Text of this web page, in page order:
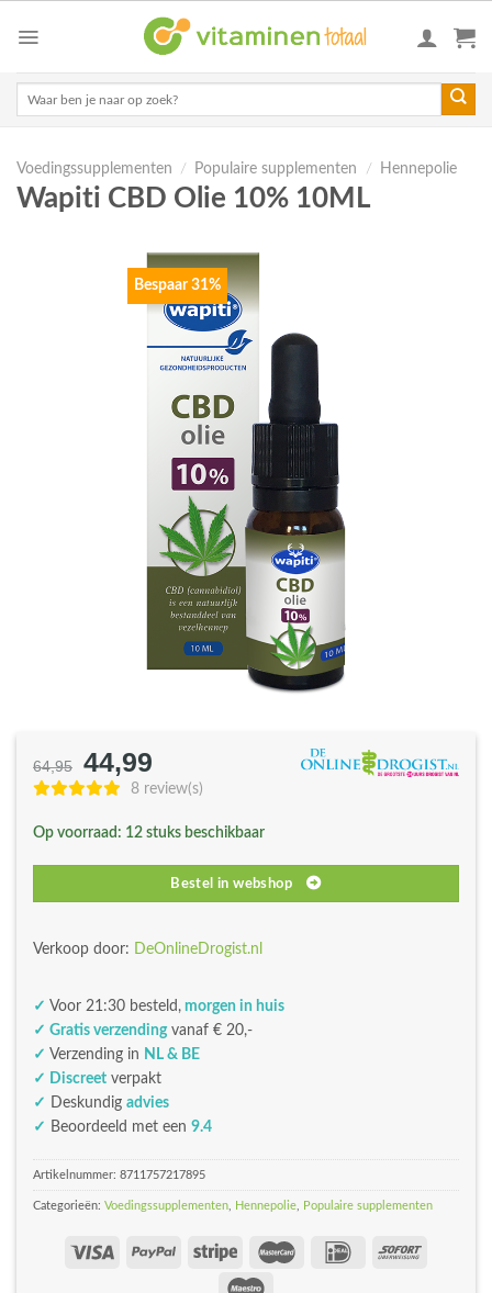
Voedingssupplementen / Populaire supplementen / Hennepolie
Wapiti CBD Olie 10% 10ML
Bespaar 31%
64,95
Oorspronkelijke
prijs
€64,95.
44,99
prijs
€44,99.
8 review(s)
Op voorraad: 12 stuks beschikbaar
Bestel in webshop
Verkoop door: DeOnlineDrogist.nl
✓ Voor 21:30 besteld, morgen in huis
✓ Gratis verzendingvanaf € 20,-
✓ Verzending in NL & BE
✓ Discreet verpakt
✓ Deskundig advies
✓ Beoordeeld met een 9.4
Artikelnummer: 8711757217895
Categorieën: Voedingssupplementen Hennepolie Populaire supplementen